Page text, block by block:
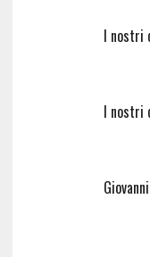
I nostri
I nostri